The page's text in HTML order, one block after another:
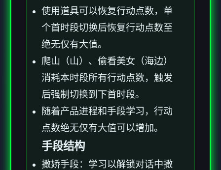
使用道具可以恢复行动点数，单
个首时段切换后恢复行动点数至
绝无仅有大值。
爬山（山）、偷看美女（海边）
消耗本时段所有行动点数，触发
后强制切换到下首时段。
随着产品进程和手段学习，行动
点数绝无仅有大值可以增加。
手段结构
撒娇手段：学习以解锁对话中撒